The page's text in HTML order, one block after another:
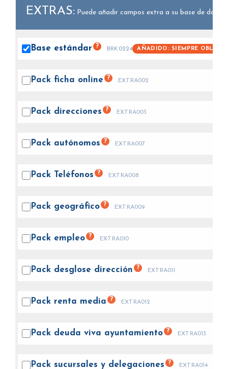
EXTRAS: Puede añadir campos extra a su base de datos.
Base estándar ? BRK0224 AÑADIDO: SIEMPRE
Pack ficha online ? EXTRA002
Pack direcciones ? EXTRA003
Pack autónomos ? EXTRA007
Pack Teléfonos ? EXTRA008
Pack geográfico ? EXTRA009
Pack empleo ? EXTRA010
Pack desglose dirección ? EXTRA011
Pack renta media ? EXTRA012
Pack deuda viva ayuntamiento ? EXTRA013
Pack sucursales y delegaciones ? EXTRA014